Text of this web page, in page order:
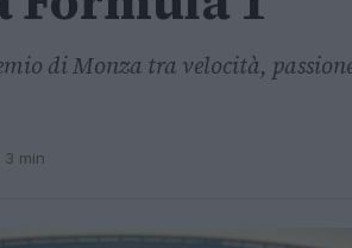
di Monza tra velocità,
3 min